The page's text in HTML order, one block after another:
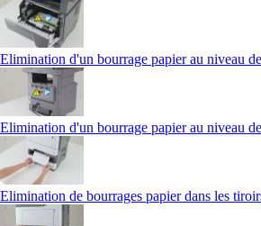
Elimination d'un bourrage papier au niveau
Elimination d'un bourrage papier au niveau
Elimination de bourrages papier dans les